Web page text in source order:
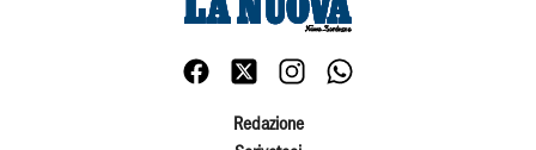
Redazione